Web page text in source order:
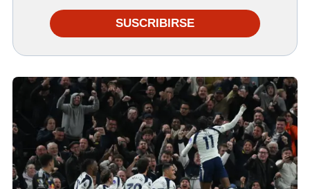
SUSCRIBIRSE